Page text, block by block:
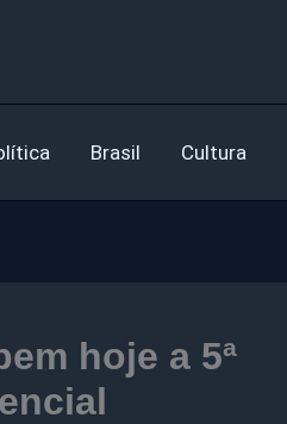
Brasil Cultura
hoje a 5ª